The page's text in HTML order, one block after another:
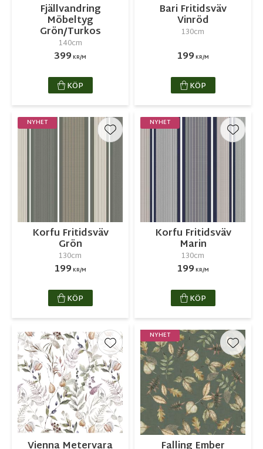
Fjällvandring
Möbeltyg
Grön/Turkos
140cm
399 KR/M
KÖP
Bari Fritidsväv
Vinröd
130cm
199 KR/M
KÖP
Korfu Fritidsväv
Grön
130cm
199 KR/M
NYHET
Lägg till i favoriter
KÖP
Korfu Fritidsväv
Marin
130cm
199 KR/M
NYHET
Lägg
KÖP
Lägg till i favoriter
NYHET
Lägg